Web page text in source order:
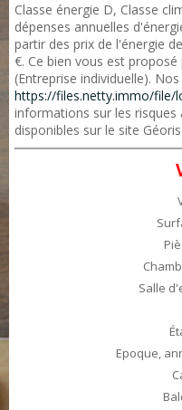
Classe énergie D, Classe
dépenses annuelles
partir des prix de l'énergie
€. Ce bien vous est
(Entreprise individuelle).
https://files.netty.immo/file/
informations sur les
disponibles sur le site
Salle
Epoque,